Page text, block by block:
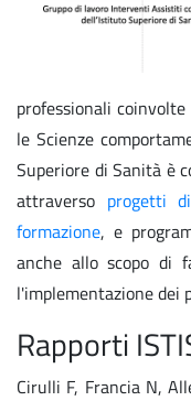
professionali
le Scienze
Superiore di Sanità è
attraverso progetti
formazione, e
anche allo scopo di
l'implementazione dei
Rapporti
Cirulli F, Francia N,